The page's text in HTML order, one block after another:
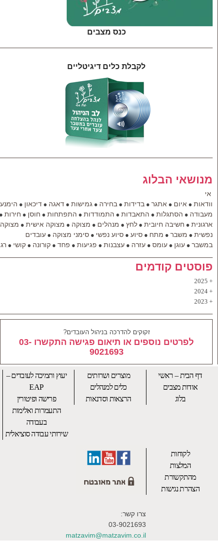
כנס מצבים
לקבלת כלים דיגיטליים
מנושאי הבלוג
אי
וודאות ● איום ● אתגר ● בדידות ● בחירה ● גמישות ● דאגה ● דיכאון ●
מעבודה ● הסתגלות ● התאבדות ● התמודדות ● התפתחות ● חוסן ● חירות
ארגונית ● חשיבה חיובית ● לחץ ● מנהלים ● מצוקה ● מצוקה אישית ● מצוקה
נפשית ● משבר ● מתח ● סיוע ● סיוע נפשי ● סימני מצוקה ● עובדים
במשבר ● עוגן ● עומס ● עזרה ● עצבנות ● פגיעות ● פחד ● קורונה ● קושי ●
פוסטים קודמים
2025
2024
2023
זקוקים להדרכה בניהול העובדים?
לפרטים נוספים או תיאום פגישה התקשרו 03-
9021693
דף הבית – ראשי
אודות מצבים
בלוג
מוצרים ושרותים
כלים למנהלים
הרצאות וסדנאות
יעוץ ותמיכה לעובדים –
EAP
פרישה ופיטורין
התעמרות ואלימות
בעבודה
שירותי עבודה סוציאלית
לקוחות
המלצות
מהתקשורת
הצהרת נגישות
צרו קשר:
03-9021693
matzavim@matzavim.co.il